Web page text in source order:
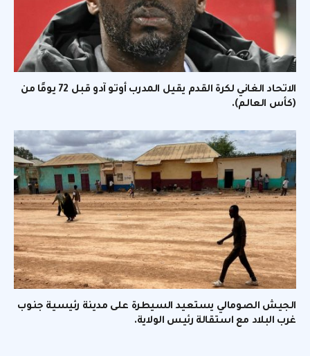
الاتحاد الغاني لكرة القدم يقيل المدرب أوتو آدو قبل 72 يومًا من
(كأس العالم).
الجيش الصومالي يستعيد السيطرة على مدينة رئيسية جنوب
غرب البلاد مع استقالة رئيس الولاية.